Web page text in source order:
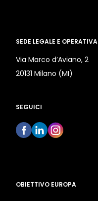
SEDE LEGALE E OPERATIVA
Via Marco d’Aviano, 2
20131 Milano (MI)
SEGUICI
OBIETTIVO EUROPA